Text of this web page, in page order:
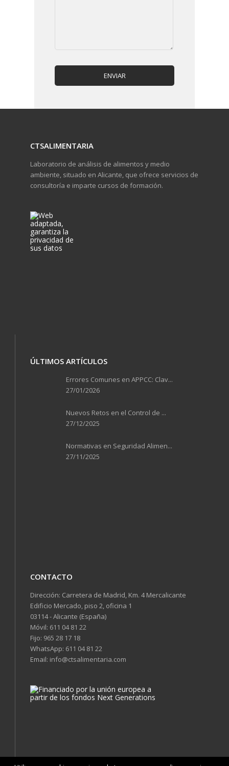
CTSALIMENTARIA
Laboratorio de análisis de alimentos y medio
ambiente, situado en Alicante, que ofrece servicios de
consultoría e imparte cursos de formación.
ÚLTIMOS ARTÍCULOS
Errores Comunes en APPCC: Clav...
27/01/2026
Nuevos Retos en el Control de ...
27/12/2025
Normativas en Seguridad Alimen...
27/11/2025
CONTACTO
Dirección: Carretera de Madrid, Km. 4 Mercalicante
Edificio Mercado, piso 2, oficina 1
03114 - Alicante (España)
Móvil: 611 04 81 22
Fijo: 965 28 17 18
WhatsApp: 611 04 81 22
Email: info@ctsalimentaria.com